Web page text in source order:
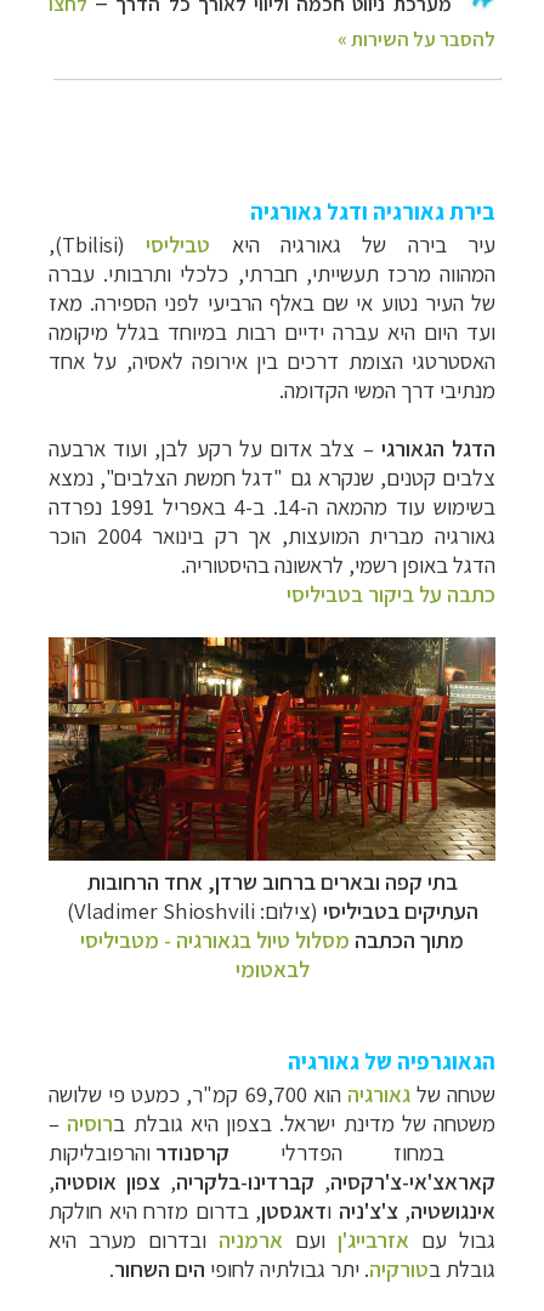
בירת גאורגיה ודגל גאורגיה
עיר בירה של גאורגיה היא טביליסי (
Tbilisi
),
המהווה מרכז תעשייתי, חברתי, כלכלי ותרבותי. עברה
של העיר נטוע אי שם באלף הרביעי לפני הספירה. מאז
ועד היום היא עברה ידיים רבות במיוחד בגלל מיקומה
האסטרטגי הצומת דרכים בין אירופה לאסיה, על אחד
מנתיבי דרך המשי הקדומה.
הדגל הגאורגי– צלב אדום על רקע לבן, ועוד ארבעה
צלבים קטנים, שנקרא גם "דגל חמשת הצלבים", נמצא
בשימוש עוד מהמאה ה-14. ב-4 באפריל 1991 נפרדה
גאורגיה מברית המועצות, אך רק בינואר 2004 הוכר
הדגל באופן רשמי, לראשונה בהיסטוריה.
כתבה על ביקור בטביליסי
בתי קפה ובארים ברחוב שרדן, אחד הרחובות
העתיקים בטביליסי (צילום: Vladimer Shioshvili)
מתוך הכתבה מסלול טיול בגאורגיה - מטביליסי
לבאטומי
הגאוגרפיה של גאורגיה
שטחה שלגאורגיה
הוא 69,700 קמ"ר, כמעט פי שלושה
משטחה של מדינת ישראל. בצפון היא גובלת ברוסיה –
במחוז הפדרלי קרסנודר והרפובליקות
קאראצ'אי-צ'רקסיה, קברדינו-בלקריה, צפון אוסטיה,
אינגושטיה,צ'צ'ניה ודאגסטן, בדרום מזרח היא חולקת
גבול עם אזרבייג'ן ועם ארמניה ובדרום מערב היא
גובלת בטורקיה. יתר גבולתיה לחופי הים השחור.